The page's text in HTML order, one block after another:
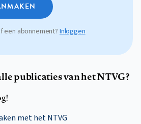
een abonnement? Inloggen
publicaties van het NTVG?
met het NTVG